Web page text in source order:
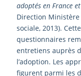
adoptés en France
Direction Ministère
sociale, 2013).
questionnaires
entretiens auprès
l’adoption. Les
figurent parmi les